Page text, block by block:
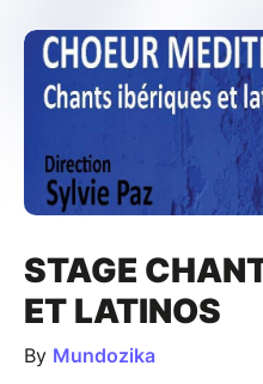
STAGE
ET LATINOS
By Mundozika